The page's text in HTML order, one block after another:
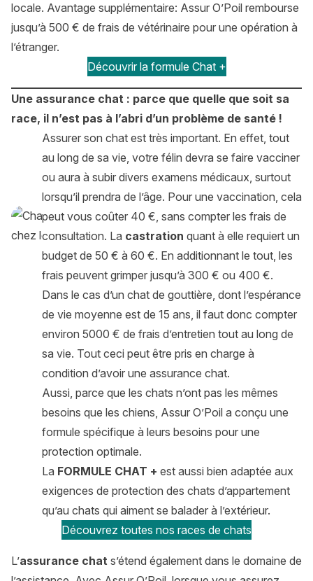
locale. Avantage supplémentaire: Assur O’Poil rembourse
jusqu’à 500 € de frais de vétérinaire pour une opération à
l’étranger.
Découvrir la formule Chat +
Une assurance chat : parce que quelle que soit sa
race, il n’est pas à l’abri d’un problème de santé !
Assurer son chat est très important. En effet, tout
au long de sa vie, votre félin devra se faire vacciner
ou aura à subir divers examens médicaux, surtout
lorsqu’il prendra de l’âge. Pour une vaccination, cela
peut vous coûter 40 €, sans compter les frais de
consultation. La castration quant à elle requiert un
budget de 50 € à 60 €. En additionnant le tout, les
frais peuvent grimper jusqu’à 300 € ou 400 €.
Dans le cas d’un chat de gouttière, dont l’espérance
de vie moyenne est de 15 ans, il faut donc compter
environ 5000 € de frais d’entretien tout au long de
sa vie. Tout ceci peut être pris en charge à
condition d’avoir une assurance chat.
Aussi, parce que les chats n’ont pas les mêmes
besoins que les chiens, Assur O’Poil a conçu une
formule spécifique à leurs besoins pour une
protection optimale.
La FORMULE CHAT + est aussi bien adaptée aux
exigences de protection des chats d’appartement
qu’au chats qui aiment se balader à l’extérieur.
Découvrez toutes nos races de chats
L’assurance chat s’étend également dans le domaine de